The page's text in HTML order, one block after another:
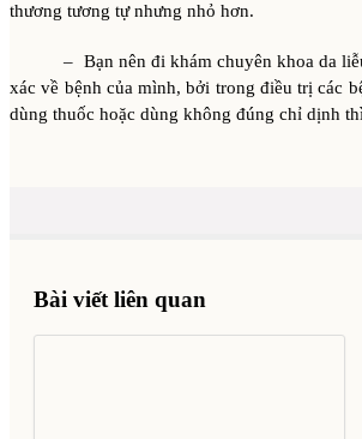
thương tương tự nhưng nhỏ hơn.
– Bạn nên đi khám chuyên khoa da
xác về bệnh của mình, bởi trong điều trị các
dùng thuốc hoặc dùng không đúng chỉ dịnh
Bài viết liên quan